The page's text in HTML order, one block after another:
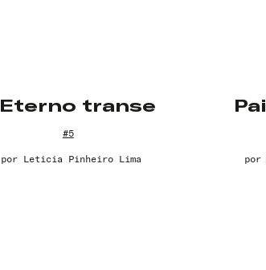
Eterno transe
#5
por Leticia Pinheiro Lima por